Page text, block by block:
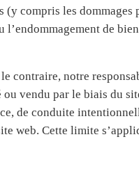
compris les
de
contraire, notre
vendu par le biais du
de conduite
web. Cette limite